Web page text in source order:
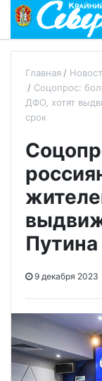
Главная
Соцопрос:
ДФО, хотят
срок
9 декабря 2023